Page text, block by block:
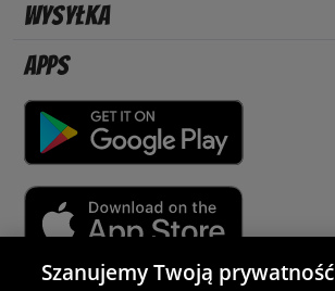
Wysyłka
Apps
Szanujemy Twoją prywatność